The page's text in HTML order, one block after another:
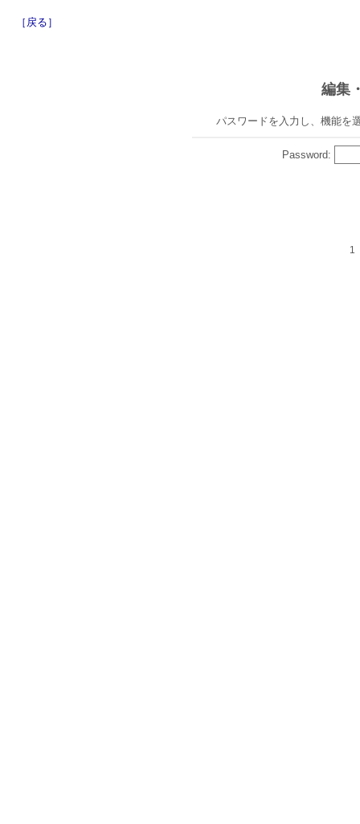
［戻る］
編集
パスワードを入力し、機能を
Password:
1